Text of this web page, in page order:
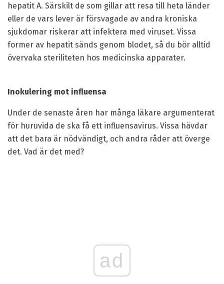
hepatit A. Särskilt de som gillar att resa till heta länder
eller de vars lever är försvagade av andra kroniska
sjukdomar riskerar att infektera med viruset. Vissa
former av hepatit sänds genom blodet, så du bör alltid
övervaka steriliteten hos medicinska apparater.
Inokulering mot influensa
Under de senaste åren har många läkare argumenterat
för huruvida de ska få ett influensavirus. Vissa hävdar
att det bara är nödvändigt, och andra råder att överge
det. Vad är det med?
ad